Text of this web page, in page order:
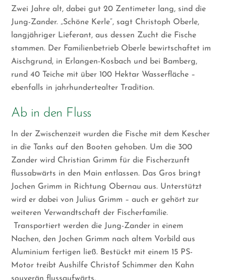
Zwei Jahre alt, dabei gut 20 Zentimeter lang, sind die
Jung-Zander. „Schöne Kerle“, sagt Christoph Oberle,
langjähriger Lieferant, aus dessen Zucht die Fische
stammen. Der Familienbetrieb Oberle bewirtschaftet im
Aischgrund, in Erlangen-Kosbach und bei Bamberg,
rund 40 Teiche mit über 100 Hektar Wasserfläche –
ebenfalls in jahrhundertealter Tradition.
Ab in den Fluss
In der Zwischenzeit wurden die Fische mit dem Kescher
in die Tanks auf den Booten gehoben. Um die 300
Zander wird Christian Grimm für die Fischerzunft
flussabwärts in den Main entlassen. Das Gros bringt
Jochen Grimm in Richtung Obernau aus. Unterstützt
wird er dabei von Julius Grimm – auch er gehört zur
weiteren Verwandtschaft der Fischerfamilie.
Transportiert werden die Jung-Zander in einem
Nachen, den Jochen Grimm nach altem Vorbild aus
Aluminium fertigen ließ. Bestückt mit einem 15 PS-
Motor treibt Aushilfe Christof Schimmer den Kahn